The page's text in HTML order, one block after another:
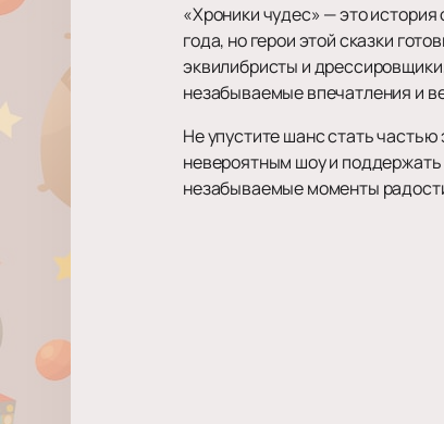
«Хроники чудес» — это
года, но герои этой сказки
эквилибристы и
незабываемые впечатления и
Не упустите шанс стать
невероятным шоу и поддержать
незабываемые моменты